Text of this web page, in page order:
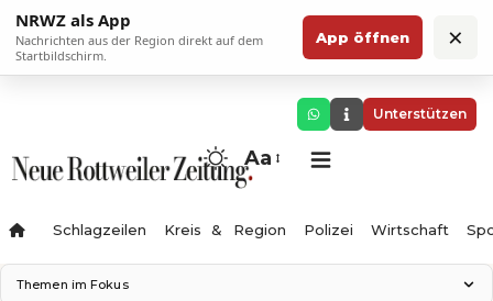
NRWZ als App
Nachrichten aus der Region direkt auf dem
Startbildschirm.
App öffnen ×
Unterstützen
Aa
Schlagzeilen Kreis & Region Polizei Wirtschaft
Themen im Fokus